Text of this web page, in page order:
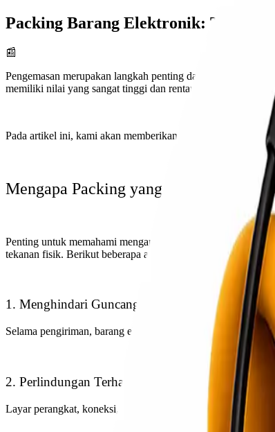
Packing Barang Elektronik: Tips dan
📰
Pengemasan merupakan langkah penting dalam pengiriman
memiliki nilai yang sangat tinggi dan rentan terhadap
Pada artikel ini, kami akan memberikan tips dan trik untuk
Mengapa Packing yang Baik itu
Penting untuk memahami mengapa packing yang baik
tekanan fisik. Berikut beberapa alasan mengapa packing yang
1. Menghindari Guncangan dan Getaran
Selama pengiriman, barang elektronik sering kali terkena
2. Perlindungan Terhadap Kerusakan Fisik
Layar perangkat, koneksi, dan komponen fisik lainnya